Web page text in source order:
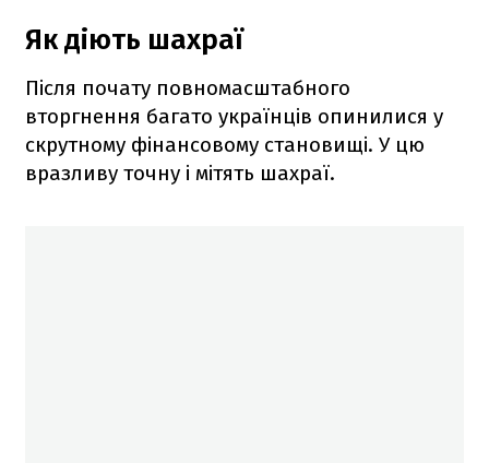
Як діють шахраї
Після почату повномасштабного
вторгнення багато українців опинилися у
скрутному фінансовому становищі. У цю
вразливу точну і мітять шахраї.